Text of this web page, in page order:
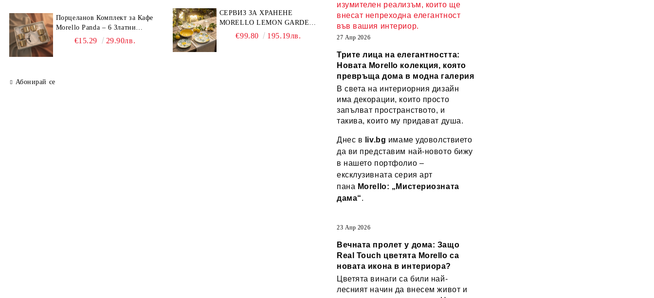
Порцеланов Комплект за Кафе
Morello Panda – 6 Златни
Огледални Чаши с
€15.29 29.90лв.
Абонирай се
СЕРВИЗ ЗА ХРАНЕНЕ
MORELLO LEMON GARDEN
18 ЧАСТИ - ПОРЦЕЛАН
€99.80 195.19лв.
изумителен реализъм, които ще
внесат непреходна елегантност
във вашия интериор.
27 Апр 2026
Трите лица на елегантността:
Новата Morello колекция, която
превръща дома в модна галерия
В света на интериорния дизайн
има декорации, които просто
запълват пространството, и
такива, които му придават душа.
Днес в liv.bg имаме удоволствието
да ви представим най-новото бижу
в нашето портфолио –
ексклузивната серия арт
пана Morello: „Мистериозната
дама“.
23 Апр 2026
Вечната пролет у дома: Защо
Real Touch цветята Morello са
новата икона в интериора?
Цветята винаги са били най-
лесният начин да внесем живот и